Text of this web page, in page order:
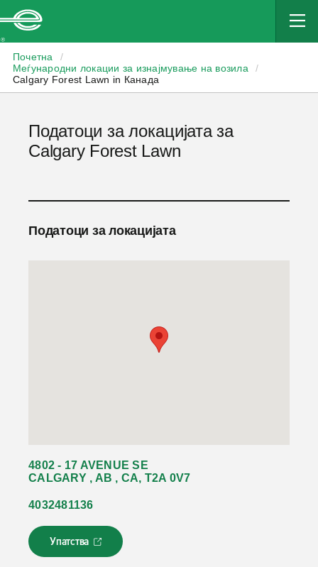
Почетна
/
Меѓународни локации за изнајмување на возила
/
Calgary Forest Lawn in Канада
Податоци за локацијата за
Calgary Forest Lawn
Податоци за локацијата
4802 - 17 AVENUE SE
CALGARY , AB , CA, T2A 0V7
4032481136
Упатства
Л
и